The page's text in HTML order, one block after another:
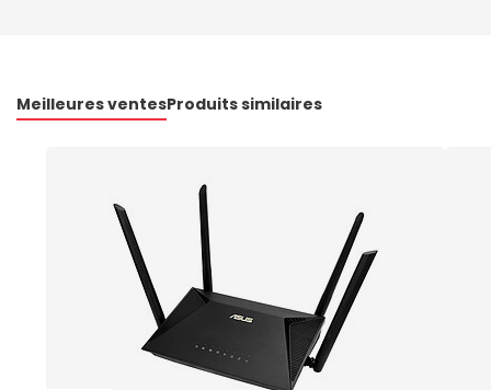
Meilleures ventesProduits similaires